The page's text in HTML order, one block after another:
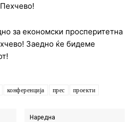
за економски просперитетна
Заедно ќе бидеме
конференција прес проекти
Наредна